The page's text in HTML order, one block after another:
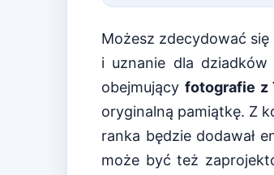
Możesz zdecydować się
i uznanie dla
obejmujący fotografie z
oryginalną pamiątkę. Z
ranka będzie dodawał
może być też